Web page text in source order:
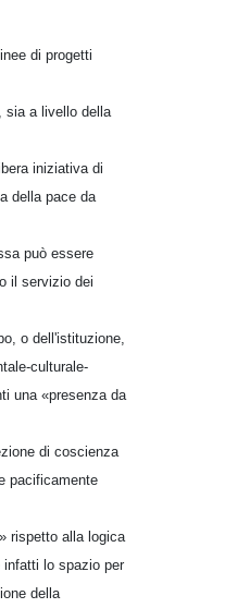
di progetti
sia a livello della
iniziativa di
della pace da
può essere
il servizio dei
o dell'istituzione,
culturale-
una «presenza da
di coscienza
pacificamente
rispetto alla logica
lo spazio per
della